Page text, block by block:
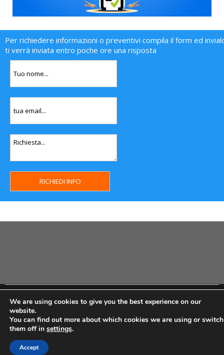
Per richiedere informazioni o preventivi compila il form ed
ti verrà inviata entro poche ore una risposta
Copyright MHWeb © 2018 - Privacy & GDPR - Cookie Policy -
We are using cookies to give you the best experience on our
website.
You can find out more about which cookies we are using or switch
them off in settings.
Accept